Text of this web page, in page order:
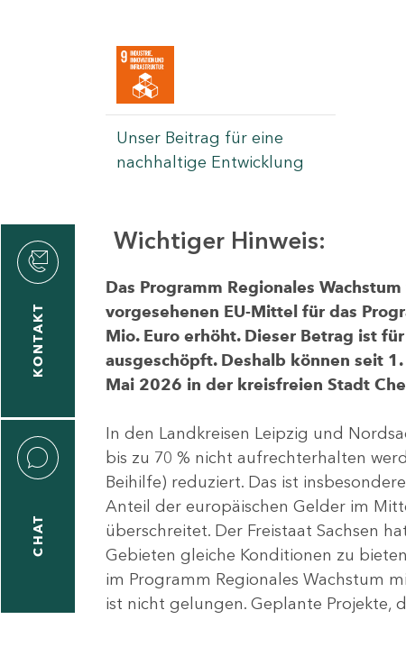
Unser Beitrag für eine
nachhaltige Entwicklung
KONTAKT
CHAT
Wichtiger Hinweis:
Das Programm Regionales
vorgesehenen EU-Mittel für das
Mio. Euro erhöht. Dieser Betrag ist
ausgeschöpft. Deshalb können seit
Mai 2026 in der kreisfreien Stadt
In den Landkreisen Leipzig und
bis zu 70 % nicht aufrechterhalten
Beihilfe) reduziert. Das ist
Anteil der europäischen Gelder im
überschreitet. Der Freistaat Sachsen
Gebieten gleiche Konditionen zu
im Programm Regionales Wachstum
ist nicht gelungen. Geplante Projekte,